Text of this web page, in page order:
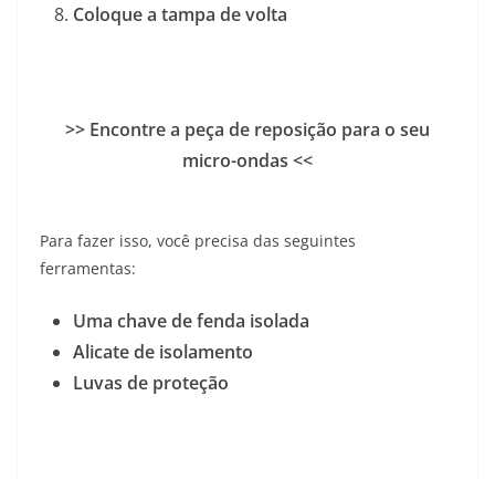
Coloque a tampa de volta
>> Encontre a peça de reposição para o seu
micro-ondas <<
Para fazer isso, você precisa das seguintes
ferramentas:
Uma chave de fenda isolada
Alicate de isolamento
Luvas de proteção